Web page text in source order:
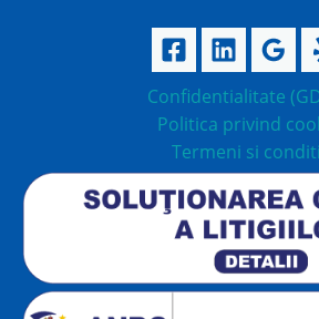
Confidentialitate
Politica privind
Termeni si